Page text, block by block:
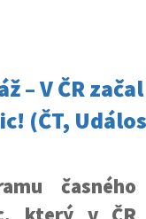
– V ČR
(ČT,
časného